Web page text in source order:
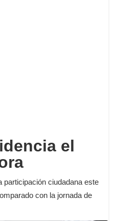
el
participación ciudadana este
con la jornada de